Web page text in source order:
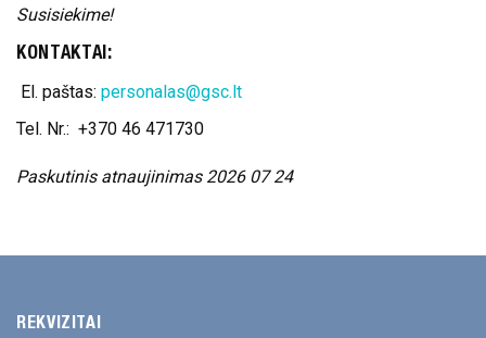
Susisiekime!
KONTAKTAI:
El. paštas: personalas@gsc.lt
Tel. Nr.: +370 46 471730
Paskutinis atnaujinimas 2026 07 24
REKVIZITAI